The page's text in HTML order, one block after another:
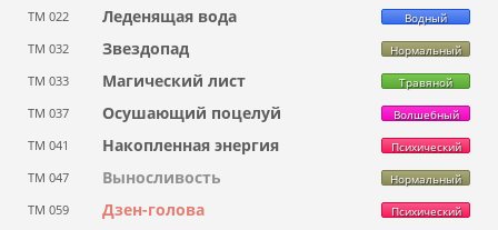
ТМ 022 Леденящая вода Водный
ТМ 032 Звездопад Нормальный
ТМ 033 Магический лист Травяной
ТМ 037 Осушающий поцелуй Волшебный
ТМ 041 Накопленная энергия Психический
ТМ 047 Выносливость Нормальный
ТМ 059 Дзен-голова Психический